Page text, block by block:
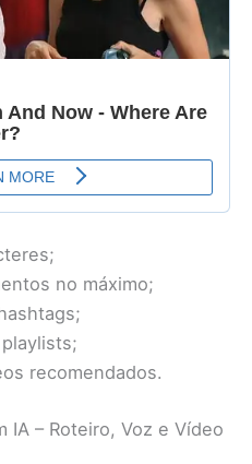
no máximo;
recomendados.
IA – Roteiro, Voz e Vídeo